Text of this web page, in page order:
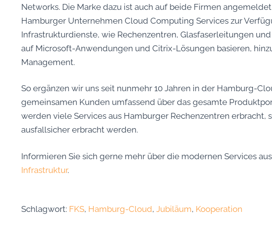
Networks. Die Marke dazu ist auch auf beide Firmen
Hamburger Unternehmen Cloud Computing Services zur
Infrastrukturdienste, wie Rechenzentren, Glasfaserleitungen
auf Microsoft-Anwendungen und Citrix-Lösungen basieren,
Management.
So ergänzen wir uns seit nunmehr 10 Jahren in der Hamburg-
gemeinsamen Kunden umfassend über das gesamte
werden viele Services aus Hamburger Rechenzentren
ausfallsicher erbracht werden.
Informieren Sie sich gerne mehr über die modernen Services
Infrastruktur.
Schlagwort: FKS, Hamburg-Cloud, Jubiläum, Kooperation